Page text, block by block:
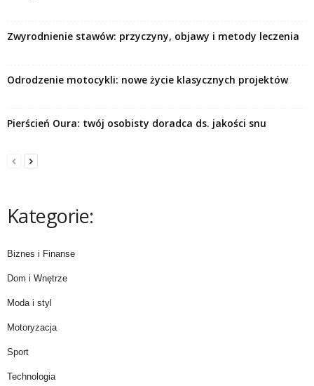
Zwyrodnienie stawów: przyczyny, objawy i metody leczenia
Odrodzenie motocykli: nowe życie klasycznych projektów
Pierścień Oura: twój osobisty doradca ds. jakości snu
Kategorie:
Biznes i Finanse
Dom i Wnętrze
Moda i styl
Motoryzacja
Sport
Technologia